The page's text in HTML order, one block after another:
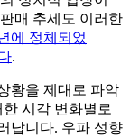
매 추세도 이러한
에 정체되었
.
황을 제대로 파악
시각 변화별로
납니다. 우파 성향